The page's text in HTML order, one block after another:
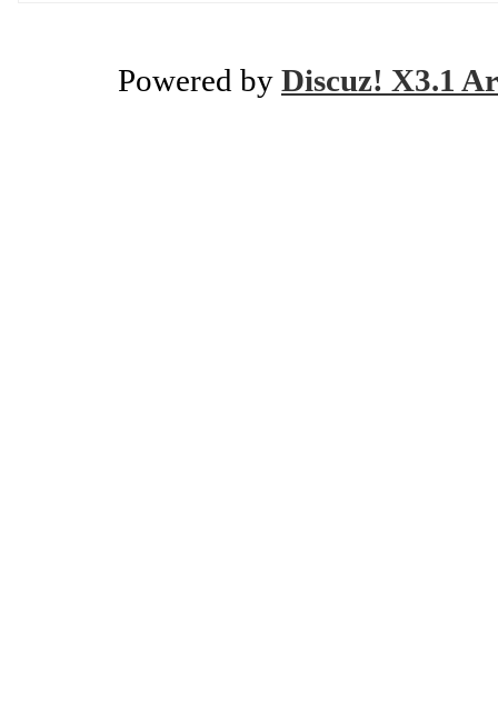
Powered by Discuz! X3.1